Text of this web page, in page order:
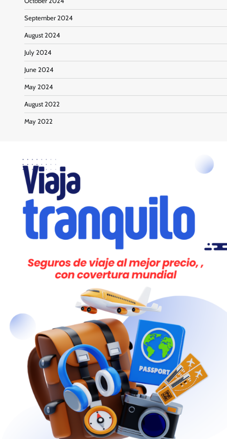
September 2024
August 2024
July 2024
June 2024
May 2024
August 2022
May 2022